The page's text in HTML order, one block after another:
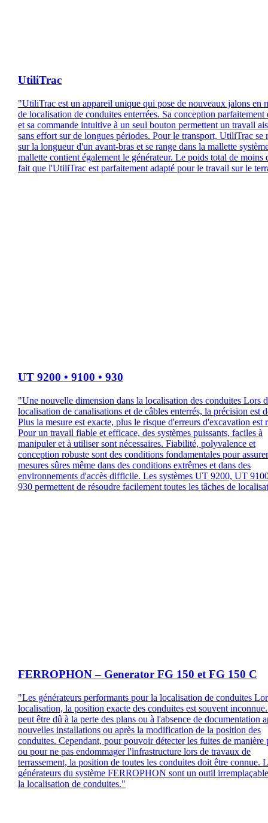
UtiliTrac
"UtiliTrac est un appareil unique qui pose de nouveaux jalons en
de localisation de conduites enterrées. Sa conception parfaitement
et sa commande intuitive à un seul bouton permettent un travail
sans effort sur de longues périodes. Pour le transport, UtiliTrac se
sur la longueur d'un avant-bras et se range dans la mallette
mallette contient également le générateur. Le poids total de moins
fait que l'UtiliTrac est parfaitement adapté pour le travail sur le
UT 9200 • 9100 • 930
"Une nouvelle dimension dans la localisation des conduites Lors
localisation de canalisations et de câbles enterrés, la précision est
Plus la mesure est exacte, plus le risque d'erreurs d'excavation est
Pour un travail fiable et efficace, des systèmes puissants, faciles à
manipuler et à utiliser sont nécessaires. Fiabilité, polyvalence et
conception robuste sont des conditions fondamentales pour
mesures sûres même dans des conditions extrêmes et dans des
environnements d'accès difficile. Les systèmes UT 9200, UT
930 permettent de résoudre facilement toutes les tâches de
FERROPHON – Generator FG 150 et FG 150 C
"Les générateurs performants pour la localisation de conduites
localisation, la position exacte des conduites est souvent
peut être dû à la perte des plans ou à l'absence de documentation
nouvelles installations ou après la modification de la position des
conduites. Cependant, pour pouvoir détecter les fuites de manière
ou pour ne pas endommager l'infrastructure lors de travaux de
terrassement, la position de toutes les conduites doit être connue.
générateurs du système FERROPHON sont un outil
la localisation de conduites."